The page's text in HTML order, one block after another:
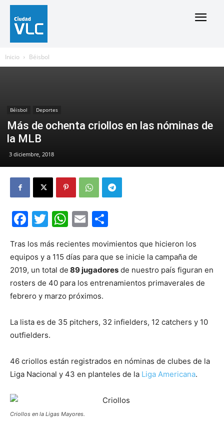
Inicio Béisbol
Béisbol Deportes
Más de ochenta criollos en las nóminas de
la MLB
3 diciembre, 2018
Facebook
Twitter
WhatsApp
Email
Tras los más recientes movimientos que hicieron los
equipos y a 115 días para que se inicie la campaña de
2019, un total de 89 jugadores de nuestro país figuran en
rosters de 40 para los entrenamientos primaverales de
febrero y marzo próximos.
La lista es de 35 pitchers, 32 infielders, 12 catchers y 10
outfielders.
46 criollos están registrados en nóminas de clubes de la
Liga Nacional y 43 en planteles de la Liga Americana.
Criollos en la Ligas Mayores.